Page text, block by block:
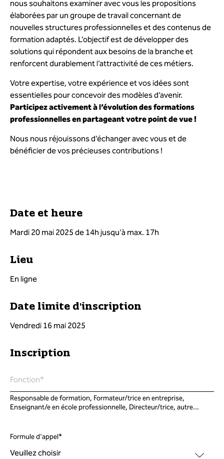
nous souhaitons examiner avec vous les propositions
élaborées par un groupe de travail concernant de
nouvelles structures professionnelles et des contenus de
formation adaptés. L’objectif est de développer des
solutions qui répondent aux besoins de la branche et
renforcent durablement l’attractivité de ces métiers.
Votre expertise, votre expérience et vos idées sont
essentielles pour concevoir des modèles d’avenir.
Participez activement à l’évolution des formations
professionnelles en partageant votre point de vue !
Nous nous réjouissons d’échanger avec vous et de
bénéficier de vos précieuses contributions !
Date et heure
Mardi 20 mai 2025 de 14h jusqu'à max. 17h
Lieu
En ligne
Date limite d'inscription
Vendredi 16 mai 2025
Inscription
Fonction*
Responsable de formation, Formateur/trice en entreprise,
Enseignant/e en école professionnelle, Directeur/trice, autre...
Formule d'appel*